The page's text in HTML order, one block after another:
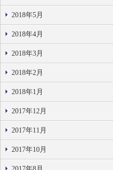
2018年5月
2018年4月
2018年3月
2018年2月
2018年1月
2017年12月
2017年11月
2017年10月